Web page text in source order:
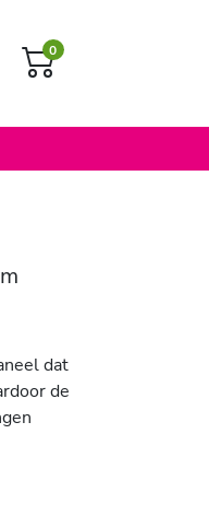
0
dat
de